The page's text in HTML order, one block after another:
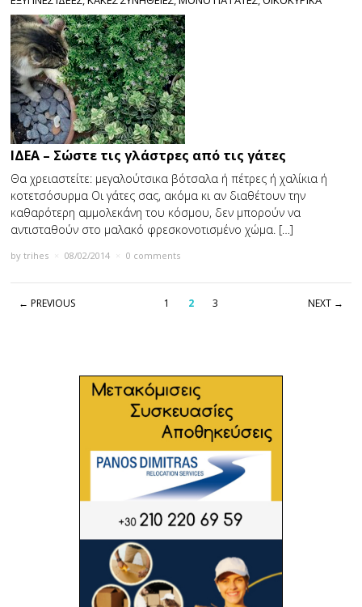
ΙΔΕΑ – Σώστε τις γλάστρες από τις γάτες
Θα χρειαστείτε: µεγαλούτσικα βότσαλα ή πέτρες ή χαλίκια ή
κοτετσόσυρµα Οι γάτες σας, ακόμα κι αν διαθέτουν την
καθαρότερη αµµολεκάνη του κόσμου, δεν μπορούν να
αντισταθούν στο µαλακό φρεσκονοτισµένο χώµα. […]
bytrihes 08/02/2014 0 comments
← PREVIOUS 1 2 3 NEXT →